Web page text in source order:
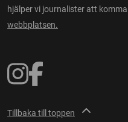
hjälper vi journalister att
webbplatsen.
Tillbaka till toppen